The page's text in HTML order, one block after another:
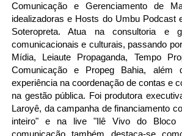
Comunicação e Gerenciamento de
idealizadoras e Hosts do Umbu Podcast
Soteropreta. Atua na consultoria e
comunicacionais e culturais, passando
Mídia, Leiaute Propaganda, Tempo
Comunicação e Propeg Bahia, além
experiência na coordenação de contas e
na gestão pública. Foi produtora
Laroyê, da campanha de financiamento
inteiro" e na live "Ilê Vivo do Bloco
comunicação também destaca-se